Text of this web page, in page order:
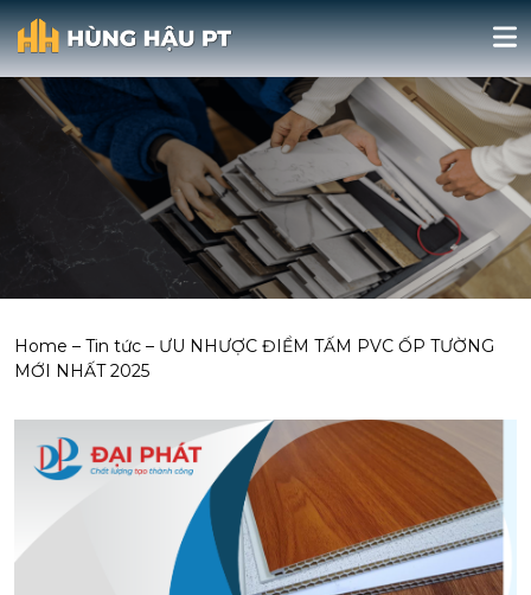
Home – Tin tức – ƯU NHƯỢC ĐIỂM TẤM PVC ỐP TƯỜNG
MỚI NHẤT 2025